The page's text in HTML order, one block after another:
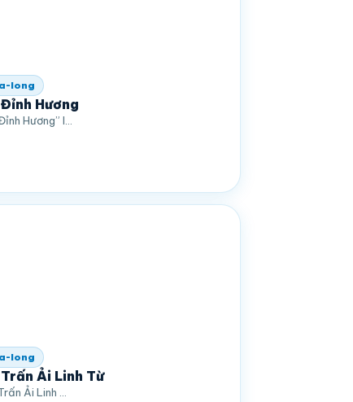
long
Hương
Hương” l…
long
Ải Linh Từ
Ải Linh …